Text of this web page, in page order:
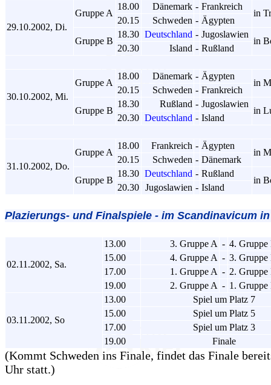
29.10.2002, Di.
Gruppe A
18.00 Dänemark - Frankreich
in
20.15 Schweden - Ägypten
Gruppe B
18.30 Deutschland - Jugoslawien
in
20.30 Island - Rußland
30.10.2002, Mi.
Gruppe A
18.00 Dänemark - Ägypten
in
20.15 Schweden - Frankreich
Gruppe B
18.30 Rußland - Jugoslawien
in
20.30 Deutschland - Island
31.10.2002, Do.
Gruppe A
18.00 Frankreich - Ägypten
in
20.15 Schweden - Dänemark
Gruppe B
18.30 Deutschland - Rußland
in
20.30 Jugoslawien - Island
Plazierungs- und Finalspiele - im Scandinavicum
02.11.2002, Sa.
13.00 3. Gruppe A - 4. Gruppe
15.00
4. Gruppe A - 3. Gruppe
17.00
1. Gruppe A - 2. Gruppe
19.00
2. Gruppe A - 1. Gruppe
03.11.2002, So
13.00
Spiel um Platz 7
15.00
Spiel um Platz 5
17.00
Spiel um Platz 3
19.00
Finale
(Kommt Schweden ins Finale, findet das Finale
Uhr statt.)